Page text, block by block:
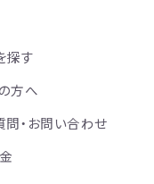
探す
方へ
問・お問い合わせ